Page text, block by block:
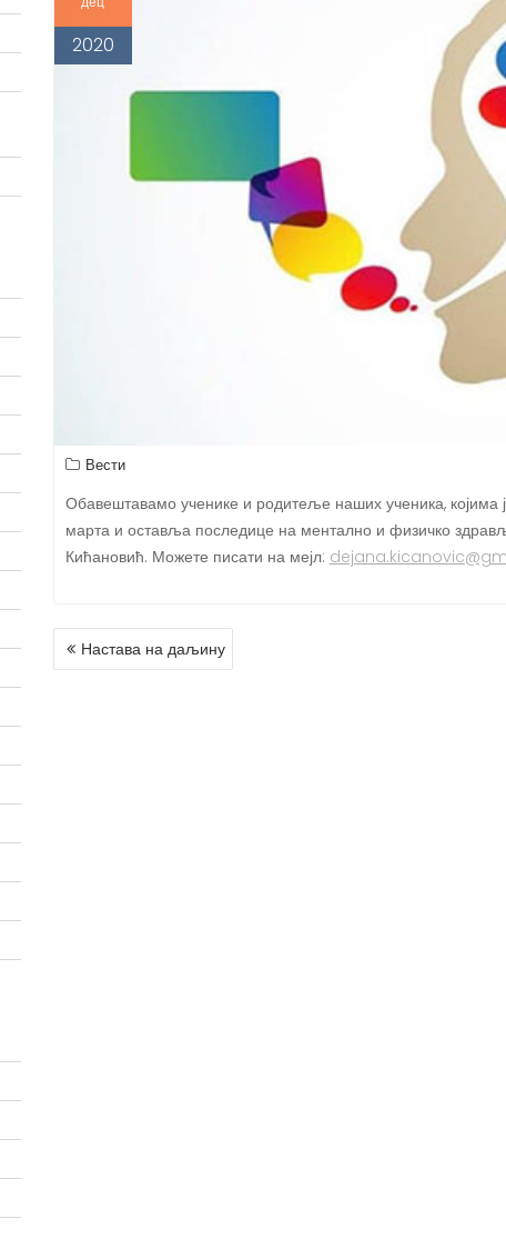
2020
Вести
Обавештавамо ученике и родитеље наших ученика, којима
марта и оставља последице на ментално и физичко
Кићановић. Можете писати на мејл:
КРЕТАЊЕ
ЧЛАНКА
Настава на даљину